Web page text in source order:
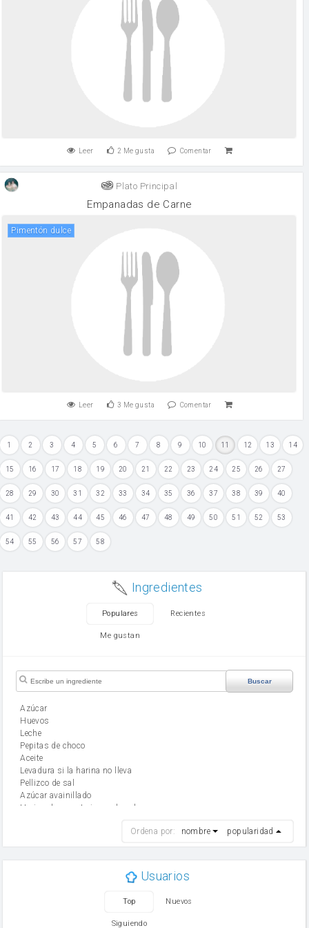
Leer 2 Me gusta Comentar
Plato Principal
Empanadas de Carne
Pimentón dulce
Leer 3 Me gusta Comentar
1 2 3 4 5 6 7 8 9 10 11 12 13 14
15 16 17 18 19 20 21 22 23 24 25 26 27
28 29 30 31 32 33 34 35 36 37 38 39 40
41 42 43 44 45 46 47 48 49 50 51 52 53
54 55 56 57 58
Ingredientes
Populares Recientes
Me gustan
Buscar
Azúcar
huevos
leche
Pepitas de choco
aceite
Levadura si la harina no lleva
Pellizco de sal
Azúcar avainillado
Harina de reposteria con levadura
mantequilla
Ordena por: nombre popularidad
Usuarios
Top Nuevos
Siguiendo